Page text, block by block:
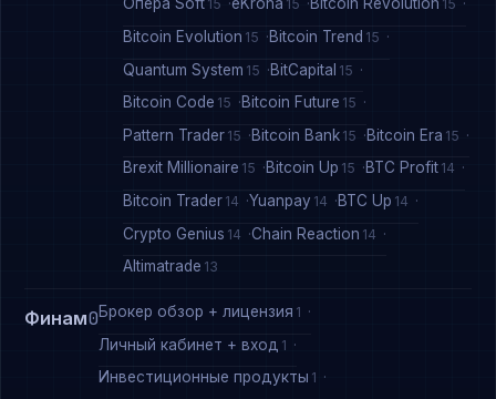
Опера Soft 15 eKrona 15 Bitcoin Revolution 15
Bitcoin Evolution 15 Bitcoin Trend 15
Quantum System 15 BitCapital 15
Bitcoin Code 15 Bitcoin Future 15
Pattern Trader 15 Bitcoin Bank 15 Bitcoin Era 15
Brexit Millionaire 15 Bitcoin Up 15 BTC Profit 14
Bitcoin Trader 14 Yuanpay 14 BTC Up 14
Crypto Genius 14 Chain Reaction 14
Altimatrade 13
Финам0Брокер обзор + лицензия 1
Личный кабинет + вход 1
Инвестиционные продукты 1